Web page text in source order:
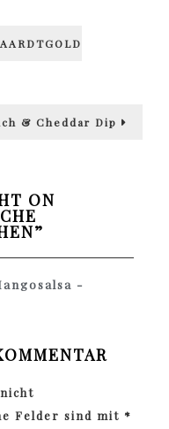
& Cheddar Dip
ON
”
-
Felder sind mit *